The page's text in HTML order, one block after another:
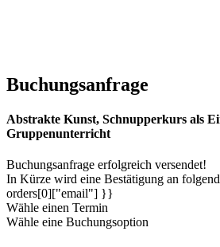
Buchungsanfrage
Abstrakte Kunst, Schnupperkurs als
Gruppenunterricht
Buchungsanfrage erfolgreich versendet!
In Kürze wird eine Bestätigung an
orders[0]["email"] }}
Wähle einen Termin
Wähle eine Buchungsoption